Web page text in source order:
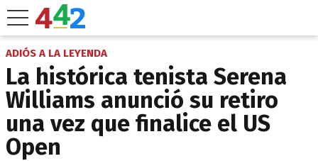
ADIÓS A LA LEYENDA
La histórica tenista Serena
Williams anunció su retiro
una vez que finalice el US
Open